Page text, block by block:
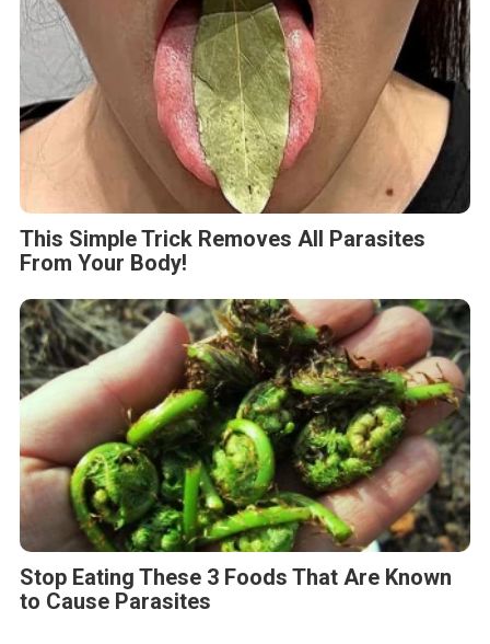
This Simple Trick Removes All Parasites
From Your Body!
Stop Eating These 3 Foods That Are Known
to Cause Parasites